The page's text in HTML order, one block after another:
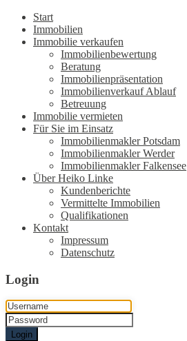
Start
Immobilien
Immobilie verkaufen
Immobilienbewertung
Beratung
Immobilienpräsentation
Immobilienverkauf Ablauf
Betreuung
Immobilie vermieten
Für Sie im Einsatz
Immobilienmakler Potsdam
Immobilienmakler Werder
Immobilienmakler Falkensee
Über Heiko Linke
Kundenberichte
Vermittelte Immobilien
Qualifikationen
Kontakt
Impressum
Datenschutz
Login
Login